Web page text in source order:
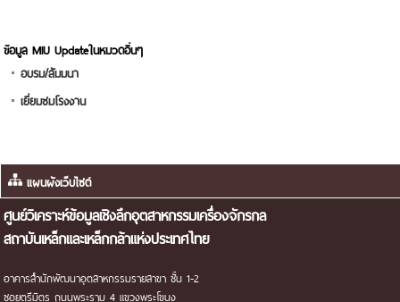
ข้อมูล MIU Updateในหมวดอื่นๆ
อบรม/สัมมนา
เยี่ยมชมโรงงาน
ศูนย์วิเคราะห์ข้อมูลเชิงลึกอุตสาหกรรมเครื่องจักรกล
สถาบันเหล็กและเหล็กกล้าแห่งประเทศไทย
อาคารสำนักพัฒนาอุตสาหกรรมรายสาขา ชั้น 1-2
ซอยตรีมิตร ถนนพระราม 4 แขวงพระโขนง